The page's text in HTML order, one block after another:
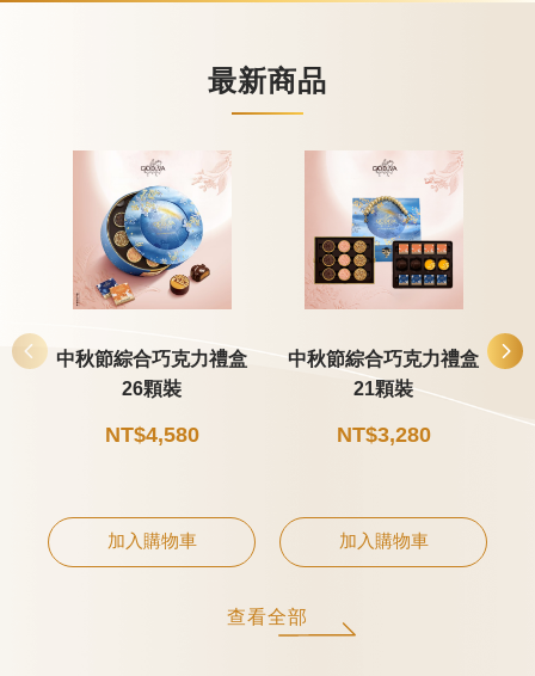
休閒分享
巧克力餅乾
巧克力磚/巧克力豆
G Cube 松露巧克力
可可粉/咖啡粉
可芙
最新商品
中秋節綜合巧克力禮盒
26顆裝
NT$4,580
加入購物車
中秋節綜合巧克力禮盒
21顆裝
NT$3,280
加入購物車
查看全部